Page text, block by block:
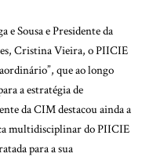
e Sousa e Presidente da
Cristina Vieira, o PIICIE
que ao longo
a estratégia de
da CIM destacou ainda a
multidisciplinar do PIICIE
para a sua